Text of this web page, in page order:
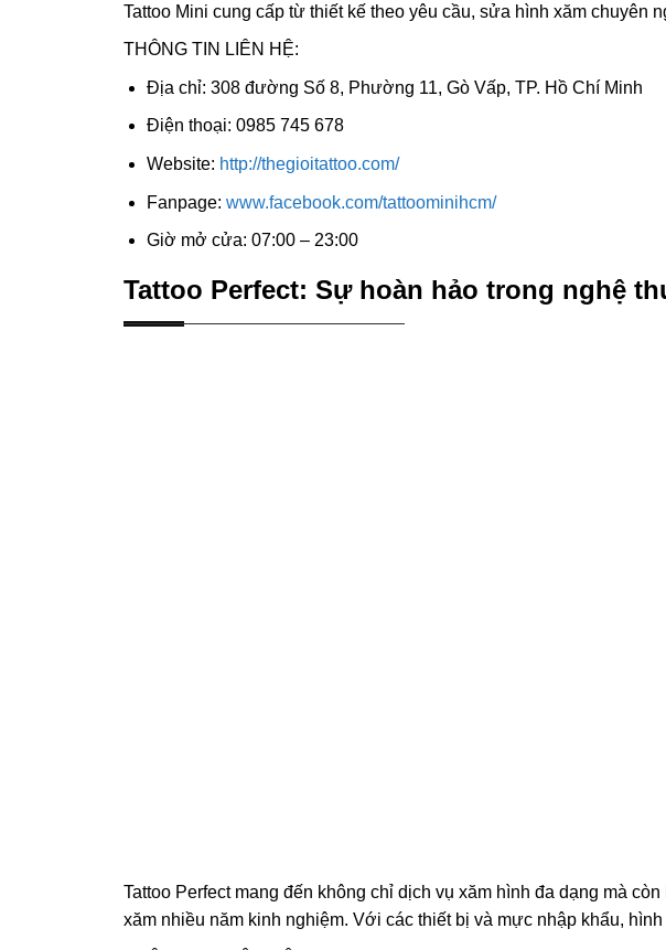
Tattoo Mini cung cấp từ thiết kế theo yêu cầu, sửa hình xăm chuyên
THÔNG TIN LIÊN HỆ:
Địa chỉ: 308 đường Số 8, Phường 11, Gò Vấp, TP. Hồ Chí Minh
Điện thoại: 0985 745 678
Website: http://thegioitattoo.com/
Fanpage: www.facebook.com/tattoominihcm/
Giờ mở cửa: 07:00 – 23:00
Tattoo Perfect: Sự hoàn hảo trong nghệ
Tattoo Perfect mang đến không chỉ dịch vụ xăm hình đa dạng mà
xăm nhiều năm kinh nghiệm. Với các thiết bị và mực nhập khẩu,